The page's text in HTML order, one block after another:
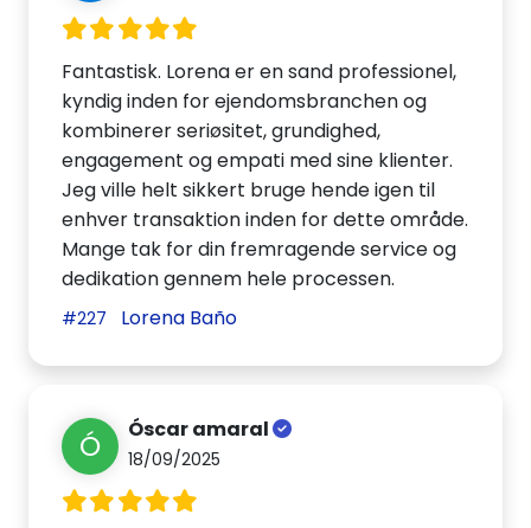
Fantastisk. Lorena er en sand professionel,
kyndig inden for ejendomsbranchen og
kombinerer seriøsitet, grundighed,
engagement og empati med sine klienter.
Jeg ville helt sikkert bruge hende igen til
enhver transaktion inden for dette område.
Mange tak for din fremragende service og
dedikation gennem hele processen.
#227 Lorena Baño
Ó Óscar amaral
18/09/2025